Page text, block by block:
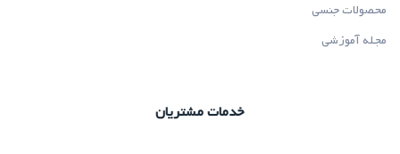
محصولات جنسی
مجله آموزشی
خدمات مشتریان